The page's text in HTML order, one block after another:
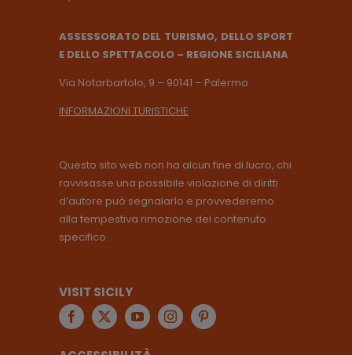
ASSESSORATO DEL TURISMO, DELLO SPORT
E DELLO SPETTACOLO – REGIONE SICILIANA
Via Notarbartolo, 9 – 90141 – Palermo
INFORMAZIONI TURISTICHE
Questo sito web non ha alcun fine di lucro, chi
ravvisasse una possibile violazione di diritti
d’autore può segnalarlo e provvederemo
alla tempestiva rimozione del contenuto
specifico.
VISIT SICILY